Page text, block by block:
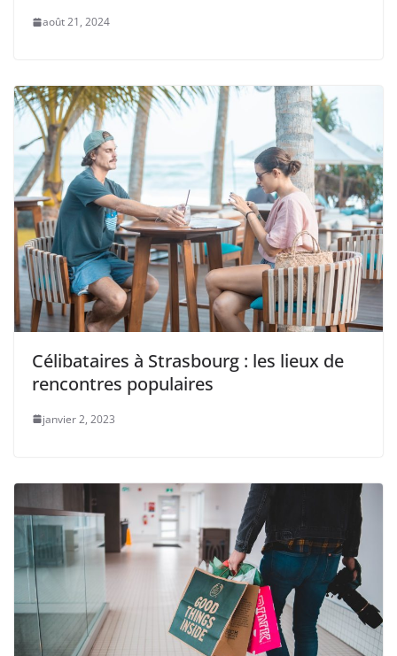
août 21, 2024
Célibataires à Strasbourg : les lieux de
rencontres populaires
janvier 2, 2023